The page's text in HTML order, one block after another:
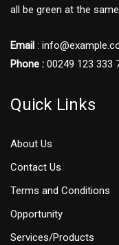
all be green at the
Email :
Phone : 00249 123 333
Quick Links
About Us
Contact Us
Terms and Conditions
Opportunity
Services/Products